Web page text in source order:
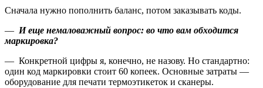
Cначала нужно пополнить баланс, потом заказывать коды.
— И еще немаловажный вопрос: во что вам обходится
маркировка?
— Конкретной цифры я, конечно, не назову. Но стандартно:
один код маркировки стоит 60 копеек. Основные затраты —
оборудование для печати термоэтикеток и сканеры.